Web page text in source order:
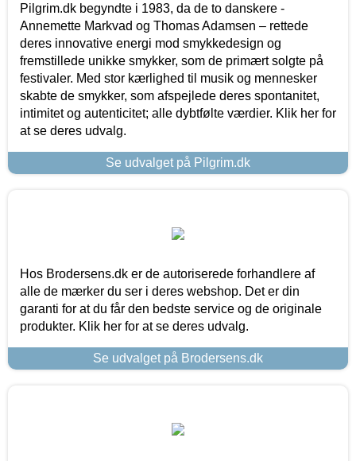
Pilgrim.dk begyndte i 1983, da de to danskere -
Annemette Markvad og Thomas Adamsen – rettede
deres innovative energi mod smykkedesign og
fremstillede unikke smykker, som de primært solgte på
festivaler. Med stor kærlighed til musik og mennesker
skabte de smykker, som afspejlede deres spontanitet,
intimitet og autenticitet; alle dybtfølte værdier. Klik her for
at se deres udvalg.
Se udvalget på Pilgrim.dk
Hos Brodersens.dk er de autoriserede forhandlere af
alle de mærker du ser i deres webshop. Det er din
garanti for at du får den bedste service og de originale
produkter. Klik her for at se deres udvalg.
Se udvalget på Brodersens.dk